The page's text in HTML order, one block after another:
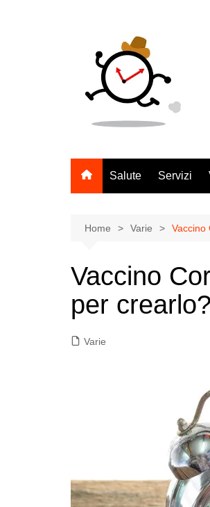
Salute Servizi
Home Varie Vaccino
Vaccino
per crearlo?
Varie